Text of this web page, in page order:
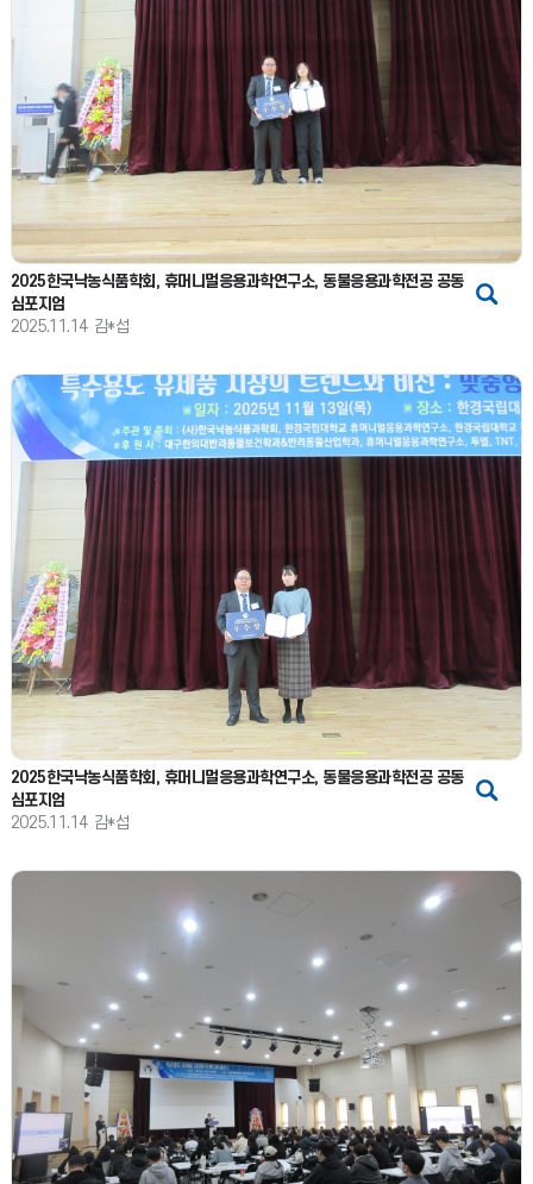
2025한국낙농식품학회, 휴머니멀응용과학연구소, 동물응용과학전공 공동
심포지엄
2025.11.14 김*섭
2025한국낙농식품학회, 휴머니멀응용과학연구소, 동물응용과학전공 공동
심포지엄
2025.11.14 김*섭